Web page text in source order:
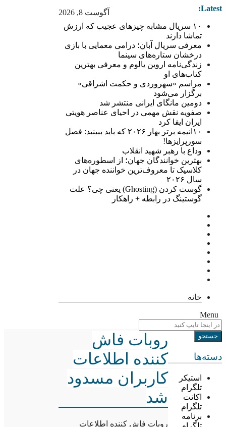
آگوست 8, 2026 Latest:
۱۰ سریال مشابه چیزهای عجیب که ارزش
تماشا دارند
معرفی سریال آبان؛ درامی معمایی با بازی
درخشان ستاره‌های سینما
زندگی‌نامه اروین یالوم و معرفی بهترین
کتاب‌های او
مراسم «سهروردی و حکمت اشراقی»
برگزار می‌شود
دومین مانگای ایرانی منتشر شد
صفویه نقش مهمی در احیای عناصر هویتی
ایران ایفا کرد
۱۰انیمه برتر بهار ۲۰۲۶ که باید ببینید: فصل
سورپرایزها!
وداع با رهبر شهید انقلاب
بهترین خوانندگان جهان؛ از اسطوره‌های
کلاسیک تا معروف‌ترین خواننده جهان در
سال ۲۰۲۶
گوست کردن (Ghosting) یعنی چی؟ علت
گوستینگ در رابطه + راهکار
خانه
Menu
دسته‌ها
استیکر
تلگرام
اکانت
تلگرام
برنامه
روبات فاش
کننده اطلاعات
کاربران مسدود
شد
روبات فاش کننده اطلاعات